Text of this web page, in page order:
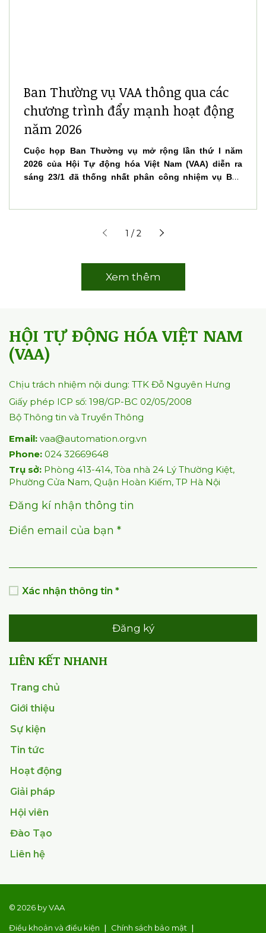
Ban Thường vụ VAA thông qua các
chương trình đẩy mạnh hoạt động
năm 2026
Cuộc họp Ban Thường vụ mở rộng lần thứ I năm
2026 của Hội Tự động hóa Việt Nam (VAA) diễn ra
sáng 23/1 đã thống nhất phân công nhiệm vụ Ban
nối khoa học - công nghệ, giao thương quốc tế.
1 / 2
Xem thêm
HỘI TỰ ĐỘNG HÓA VIỆT NAM
(VAA)
Chịu trách nhiệm nội dung: TTK Đỗ Nguyên Hưng
Giấy phép ICP số: 198/GP-BC 02/05/2008
Bộ Thông tin và Truyền Thông
Email: vaa@automation.org.vn
Phone: 024 32669648
Trụ sở: Phòng 413-414, Tòa nhà 24 Lý Thường Kiệt,
Phường Cửa Nam, Quận Hoàn Kiếm, TP Hà Nội
Đăng kí nhận thông tin
Điền email của bạn *
Xác nhận thông tin *
Đăng ký
LIÊN KẾT NHANH
Trang chủ
Giới thiệu
Sự kiện
Tin tức
Hoạt động
Giải pháp
Hội viên
Đào Tạo
Liên hệ
© 2026 by VAA
Điều khoản và điều kiện Chính sách bảo mật